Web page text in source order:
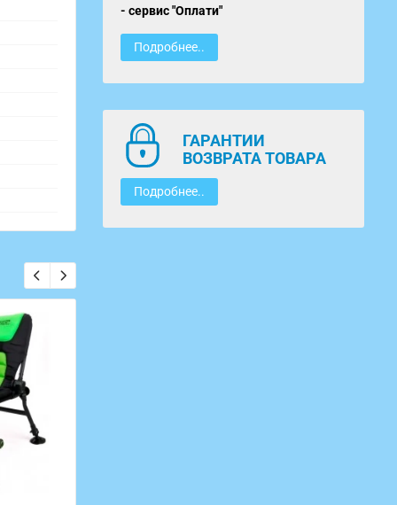
- сервис "Оплати"
Подробнее..
ГАРАНТИИ
ВОЗВРАТА ТОВАРА
Подробнее..